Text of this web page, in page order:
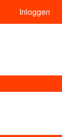
Inloggen